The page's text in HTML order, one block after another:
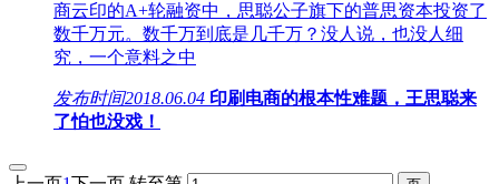
商云印的A+轮融资中，思聪公子旗下的普思资本投资了
数千万元。数千万到底是几千万？没人说，也没人细
究，一个意料之中
发布时间2018.06.04 印刷电商的根本性难题，王思聪来
了怕也没戏！